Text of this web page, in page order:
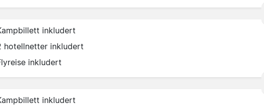
inkludert
hotellnetter inkludert
inkludert
inkludert